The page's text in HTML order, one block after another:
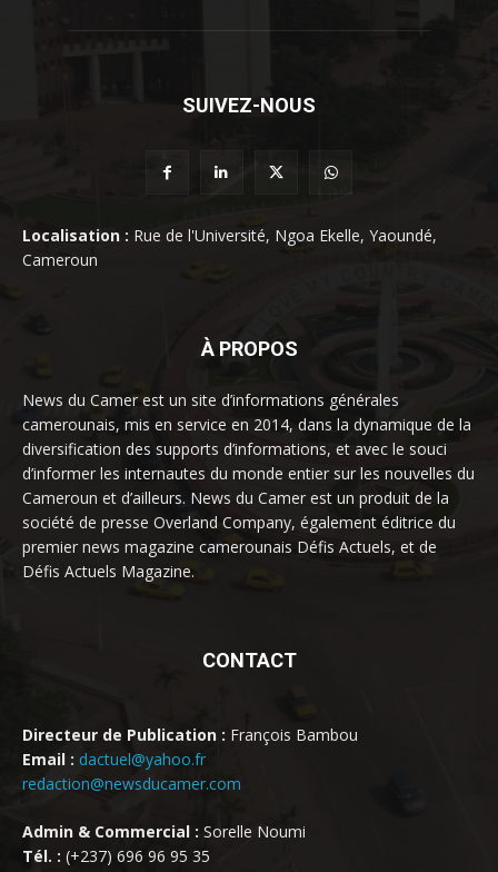
SUIVEZ-NOUS
Localisation : Rue de l'Université, Ngoa Ekelle, Yaoundé,
Cameroun
À PROPOS
News du Camer est un site d’informations générales
camerounais, mis en service en 2014, dans la dynamique de la
diversification des supports d’informations, et avec le souci
d’informer les internautes du monde entier sur les nouvelles du
Cameroun et d’ailleurs. News du Camer est un produit de la
société de presse Overland Company, également éditrice du
premier news magazine camerounais Défis Actuels, et de
Défis Actuels Magazine.
CONTACT
Directeur de Publication : François Bambou
Email : dactuel@yahoo.fr
redaction@newsducamer.com
Admin & Commercial : Sorelle Noumi
Tél. : (+237) 696 96 95 35